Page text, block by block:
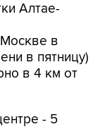
Алтае-
в
в пятницу)
в 4 км от
- 5